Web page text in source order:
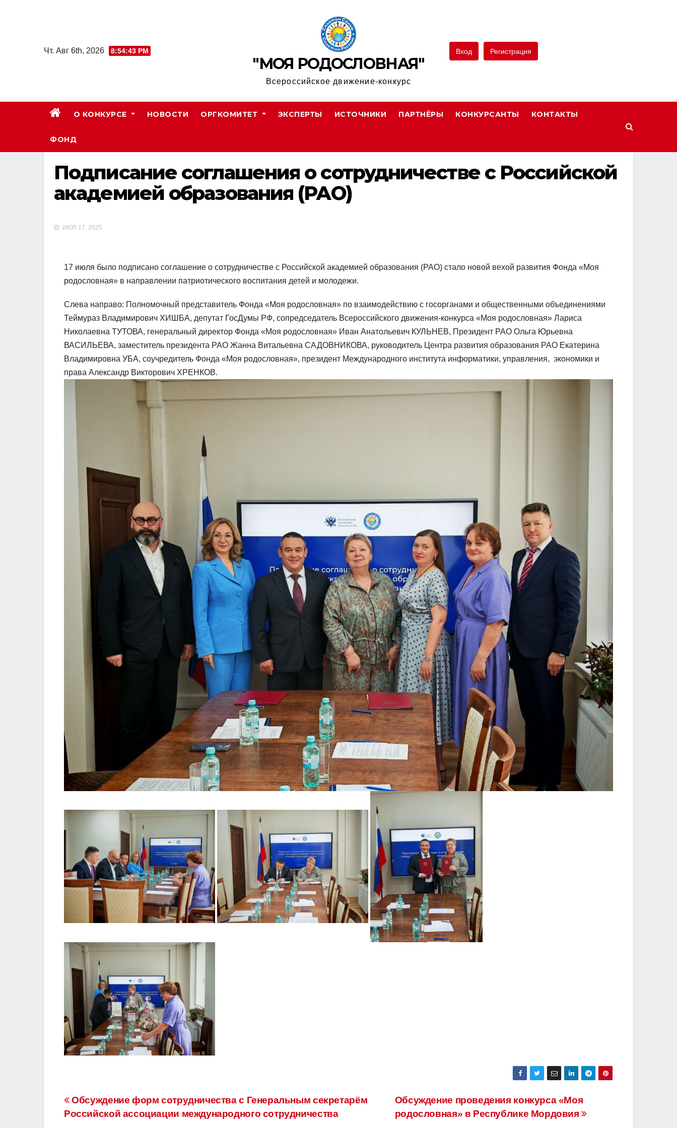
Чт. Авг 6th, 2026
8:54:44 PM
"МОЯ РОДОСЛОВНАЯ"
Всероссийское движение-конкурс
Вход Регистрация
О КОНКУРСЕ НОВОСТИ ОРГКОМИТЕТ ЭКСПЕРТЫ ИСТОЧНИКИ ПАРТНЁРЫ КОНКУРСАНТЫ КОНТАКТЫ
ФОНД
Подписание соглашения о сотрудничестве с Российской
академией образования (РАО)
ИЮЛ 17, 2025
17 июля было подписано соглашение о сотрудничестве с Российской академией образования (РАО) стало новой вехой развития Фонда «Моя
родословная» в направлении патриотического воспитания детей и молодежи.
Слева направо: Полномочный представитель Фонда «Моя родословная» по взаимодействию с госорганами и общественными объединениями
Теймураз Владимирович ХИШБА, депутат ГосДумы РФ, сопредседатель Всероссийского движения-конкурса «Моя родословная» Лариса
Николаевна ТУТОВА, генеральный директор Фонда «Моя родословная» Иван Анатольевич КУЛЬНЕВ, Президент РАО Ольга Юрьевна
ВАСИЛЬЕВА, заместитель президента РАО Жанна Витальевна САДОВНИКОВА, руководитель Центра развития образования РАО Екатерина
Владимировна УБА, соучредитель Фонда «Моя родословная», президент Международного института информатики, управления, экономики и
права Александр Викторович ХРЕНКОВ.
Навигация
Обсуждение проведения конкурса «Моя
родословная» в Республике Мордовия
Обсуждение форм сотрудничества с Генеральным секретарём
Российской ассоциации международного сотрудничества